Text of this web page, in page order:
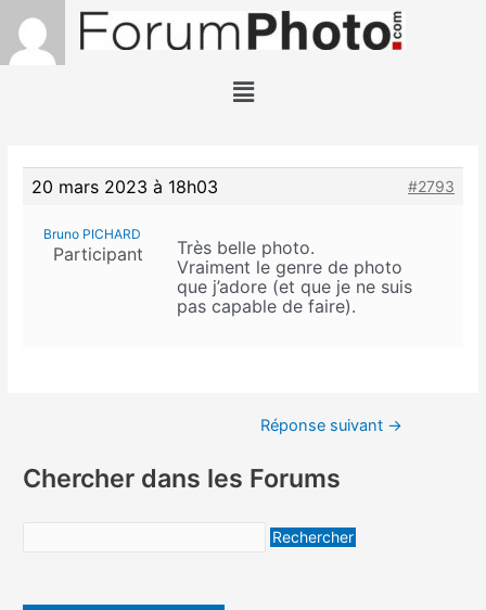
20 mars 2023 à 18h03 #2793
Bruno PICHARD
Participant
Très belle photo.
Vraiment le genre de photo
que j’adore (et que je ne suis
pas capable de faire).
Réponse suivant →
Chercher dans les Forums